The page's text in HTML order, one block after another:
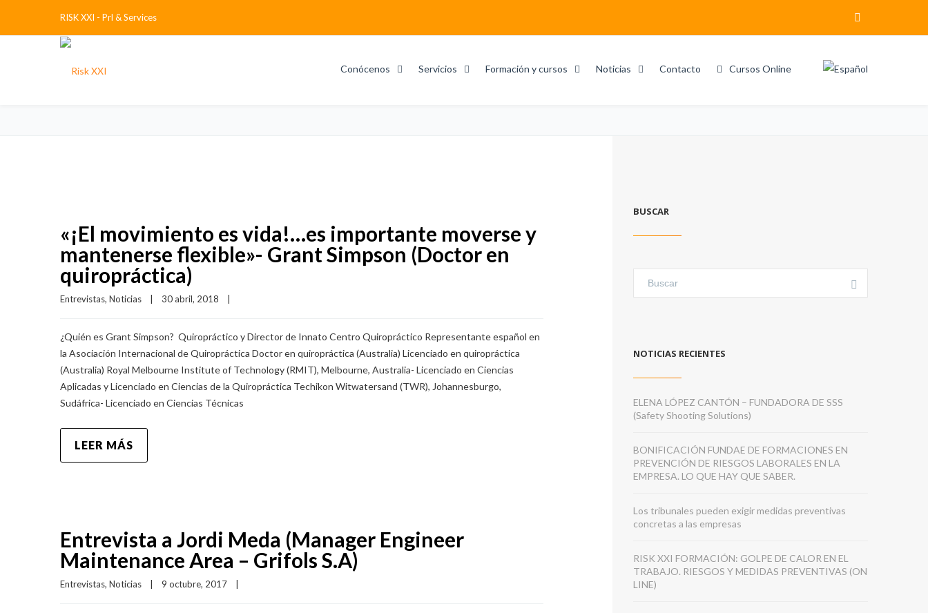
RISK XXI - Prl & Services
Conócenos Servicios Formación y cursos Noticias Contacto Cursos Online
«¡El movimiento es vida!…es importante moverse y
mantenerse flexible»- Grant Simpson (Doctor en
quiropráctica)
Entrevistas, Noticias 30 abril, 2018
¿Quién es Grant Simpson? Quiropráctico y Director de Innato Centro Quiropráctico Representante español en
la Asociación Internacional de Quiropráctica Doctor en quiropráctica (Australia) Licenciado en quiropráctica
(Australia) Royal Melbourne Institute of Technology (RMIT), Melbourne, Australia- Licenciado en Ciencias
Aplicadas y Licenciado en Ciencias de la Quiropráctica Techikon Witwatersand (TWR), Johannesburgo,
Sudáfrica- Licenciado en Ciencias Técnicas
LEER MÁS
Entrevista a Jordi Meda (Manager Engineer
Maintenance Area – Grifols S.A)
Entrevistas, Noticias 9 octubre, 2017
BUSCAR
NOTICIAS RECIENTES
ELENA LÓPEZ CANTÓN – FUNDADORA DE SSS
(Safety Shooting Solutions)
BONIFICACIÓN FUNDAE DE FORMACIONES EN
PREVENCIÓN DE RIESGOS LABORALES EN LA
EMPRESA. LO QUE HAY QUE SABER.
Los tribunales pueden exigir medidas preventivas
concretas a las empresas
RISK XXI FORMACIÓN: GOLPE DE CALOR EN EL
TRABAJO. RIESGOS Y MEDIDAS PREVENTIVAS (ON
LINE)